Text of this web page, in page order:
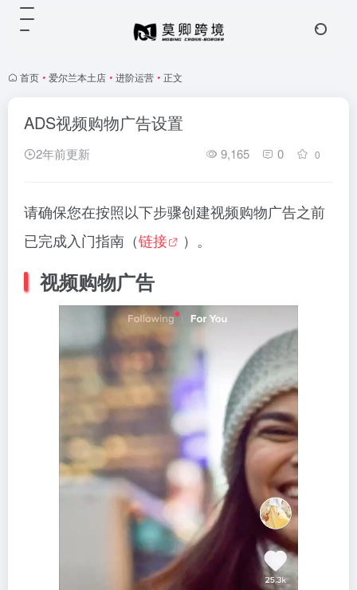
首页 • 爱尔兰本土店 • 进阶运营 • 正文
ADS视频购物广告设置
2年前更新 9,165 0 0
请确保您在按照以下步骤创建视频购物广告之前
已完成入门指南（链接 ）。
视频购物广告